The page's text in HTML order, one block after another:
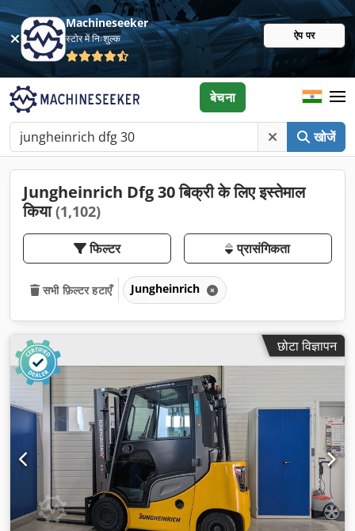
Machineseeker
स्टोर में निःशुल्क ऐप पर
खोजें
बेचना
Jungheinrich Dfg 30 बिक्री के लिए इस्तेमाल
किया(1,102)
फिल्टर प्रासंगिकता
सभी फ़िल्टर हटाएँ Jungheinrich
छोटा विज्ञापन